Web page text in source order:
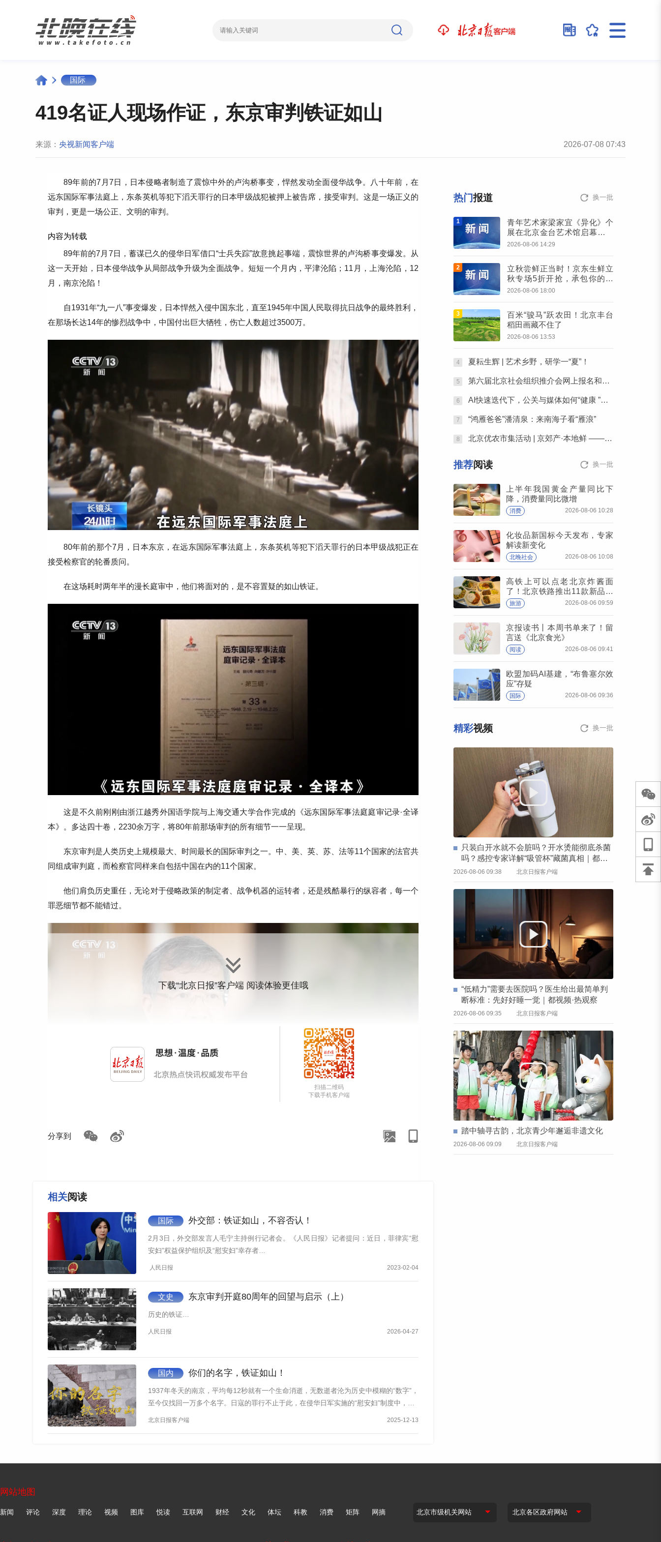
国际
419名证人现场作证，东京审判铁证如山
来源： 央视新闻客户端 2026-07-08 07:43
89年前的7月7日，日本侵略者制造了震惊中外的卢沟桥事变，悍然发动全面侵华战争。八十年前，在
远东国际军事法庭上，东条英机等犯下滔天罪行的日本甲级战犯被押上被告席，接受审判。这是一场正义的
审判，更是一场公正、文明的审判。
内容为转载
89年前的7月7日，蓄谋已久的侵华日军借口“士兵失踪”故意挑起事端，震惊世界的卢沟桥事变爆发。从
这一天开始，日本侵华战争从局部战争升级为全面战争。短短一个月内，平津沦陷；11月，上海沦陷，12
月，南京沦陷！
自1931年“九一八”事变爆发，日本悍然入侵中国东北，直至1945年中国人民取得抗日战争的最终胜利，
在那场长达14年的惨烈战争中，中国付出巨大牺牲，伤亡人数超过3500万。
80年前的那个7月，日本东京，在远东国际军事法庭上，东条英机等犯下滔天罪行的日本甲级战犯正在
接受检察官的轮番质问。
在这场耗时两年半的漫长庭审中，他们将面对的，是不容置疑的如山铁证。
这是不久前刚刚由浙江越秀外国语学院与上海交通大学合作完成的《远东国际军事法庭庭审记录·全译
本》。多达四十卷，2230余万字，将80年前那场审判的所有细节一一呈现。
东京审判是人类历史上规模最大、时间最长的国际审判之一。中、美、英、苏、法等11个国家的法官共
同组成审判庭，而检察官同样来自包括中国在内的11个国家。
他们肩负历史重任，无论对于侵略政策的制定者、战争机器的运转者，还是残酷暴行的纵容者，每一个
罪恶细节都不能错过。
全译本翻译团队负责人 叶兴国：
庭审记录是东京审判最核心的文献。东京审判历时两年半，开庭了八
百多次，形成了五万多页的记录。
这是当年一段真实的庭审画面。面对辩方律师妄图以日本“从未向中国宣战”为由否认战争、将血腥暴行
美化为“正常攻略”等等荒唐言论，中国检察官向哲濬发出了振聋发聩的质问。
下载“北京日报”客户端 阅读体验更佳哦
扫描二维码
下载手机客户端
分享到
相关阅读
国际 外交部：铁证如山，不容否认！
2月3日，外交部发言人毛宁主持例行记者会。《人民日报》记者提问：近日，菲律宾“慰
安妇”权益保护组织及“慰安妇”幸存者…
人民日报 2023-02-04
文史 东京审判开庭80周年的回望与启示（上）
历史的铁证…
人民日报 2026-04-27
国内 你们的名字，铁证如山！
1937年冬天的南京，平均每12秒就有一个生命消逝，无数逝者沦为历史中模糊的“数字”，
至今仅找回一万多个名字。日寇的罪行不止于此，在侵华日军实施的“慰安妇”制度中，…
北京日报客户端 2025-12-13
热门报道 换一批
1
青年艺术家梁家宜《异化》个
展在北京金台艺术馆启幕：以
先锋艺术跨界公益，探寻“身体
2026-08-06 14:29
2
立秋尝鲜正当时！京东生鲜立
秋专场5折开抢，承包你的秋
日餐桌
2026-08-06 18:00
3
百米“骏马”跃农田！北京丰台
稻田画藏不住了
2026-08-06 13:53
4 夏耘生辉 | 艺术乡野，研学一“夏”！
5 第六届北京社会组织推介会网上报名和素材征集通知
6 AI快速迭代下，公关与媒体如何“健康 ”行之张北草原主题活动圆满落幕
7 “鸿雁爸爸”潘清泉：来南海子看“雁浪”
8 北京优农市集活动 | 京郊产·本地鲜 ——本周六，去朝阳公园“鲜”起来！
推荐阅读 换一批
上半年我国黄金产量同比下
降，消费量同比微增
消费 2026-08-06 10:28
化妆品新国标今天发布，专家
解读新变化
北晚社会 2026-08-06 10:08
高铁上可以点老北京炸酱面
了！北京铁路推出11款新品高
铁餐
旅游 2026-08-06 09:59
京报读书丨本周书单来了！留
言送《北京食光》
阅读 2026-08-06 09:41
欧盟加码AI基建，“布鲁塞尔效
应”存疑
国际 2026-08-06 09:36
精彩视频 换一批
只装白开水就不会脏吗？开水烫能彻底杀菌
吗？感控专家详解“吸管杯”藏菌真相｜都视
频·热观察
2026-08-06 09:38 北京日报客户端
“低精力”需要去医院吗？医生给出最简单判
断标准：先好好睡一觉｜都视频·热观察
2026-08-06 09:35 北京日报客户端
踏中轴寻古韵，北京青少年邂逅非遗文化
2026-08-06 09:09 北京日报客户端
网站地图
新闻 评论 深度 理论 视频 图库 悦读 互联网 财经 文化 体坛 科教 消费 矩阵 网摘